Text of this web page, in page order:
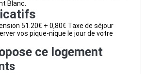
Blanc.
51.20€ + 0,80€ Taxe de séjour
vos pique-nique le jour de votre
ce logement